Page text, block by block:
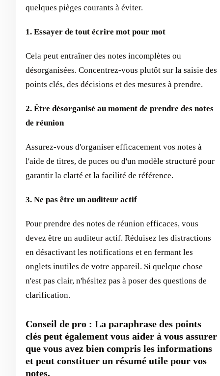
quelques pièges courants à éviter.
1. Essayer de tout écrire mot pour mot
Cela peut entraîner des notes incomplètes ou
désorganisées. Concentrez-vous plutôt sur la saisie des
points clés, des décisions et des mesures à prendre.
2. Être désorganisé au moment de prendre des notes
de réunion
Assurez-vous d'organiser efficacement vos notes à
l'aide de titres, de puces ou d'un modèle structuré pour
garantir la clarté et la facilité de référence.
3. Ne pas être un auditeur actif
Pour prendre des notes de réunion efficaces, vous
devez être un auditeur actif. Réduisez les distractions
en désactivant les notifications et en fermant les
onglets inutiles de votre appareil. Si quelque chose
n'est pas clair, n'hésitez pas à poser des questions de
clarification.
Conseil de pro : La paraphrase des points
clés peut également vous aider à vous assurer
que vous avez bien compris les informations
et peut constituer un résumé utile pour vos
notes.